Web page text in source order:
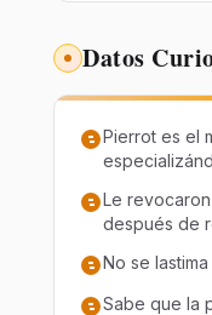
Datos
Pierrot es el
Le
después de
No se
Sabe que la